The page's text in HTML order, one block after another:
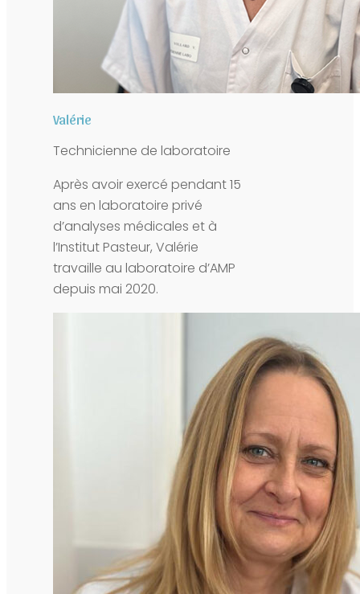
Valérie
Technicienne de laboratoire
Après avoir exercé pendant 15
ans en laboratoire privé
d’analyses médicales et à
l’Institut Pasteur, Valérie
travaille au laboratoire d’AMP
depuis mai 2020.